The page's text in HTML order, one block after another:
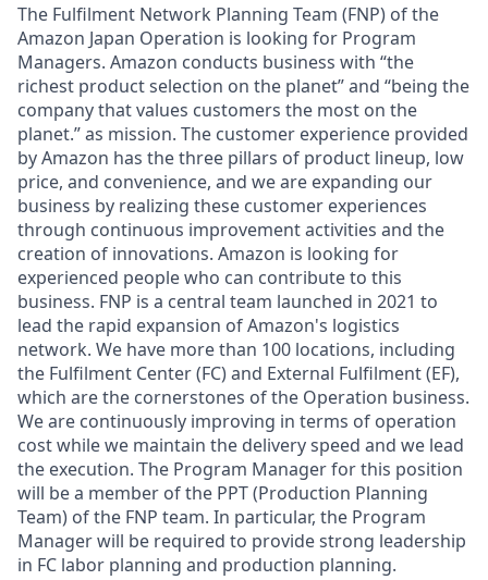
The Fulfilment Network Planning Team (FNP) of the
Amazon Japan Operation is looking for Program
Managers. Amazon conducts business with “the
richest product selection on the planet” and “being the
company that values customers the most on the
planet.” as mission. The customer experience provided
by Amazon has the three pillars of product lineup, low
price, and convenience, and we are expanding our
business by realizing these customer experiences
through continuous improvement activities and the
creation of innovations. Amazon is looking for
experienced people who can contribute to this
business. FNP is a central team launched in 2021 to
lead the rapid expansion of Amazon's logistics
network. We have more than 100 locations, including
the Fulfilment Center (FC) and External Fulfilment (EF),
which are the cornerstones of the Operation business.
We are continuously improving in terms of operation
cost while we maintain the delivery speed and we lead
the execution. The Program Manager for this position
will be a member of the PPT (Production Planning
Team) of the FNP team. In particular, the Program
Manager will be required to provide strong leadership
in FC labor planning and production planning.